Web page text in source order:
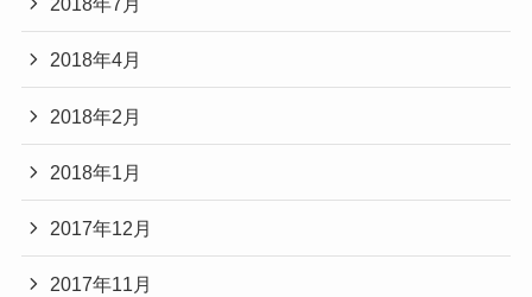
2018年4月
2018年2月
2018年1月
2017年12月
2017年11月